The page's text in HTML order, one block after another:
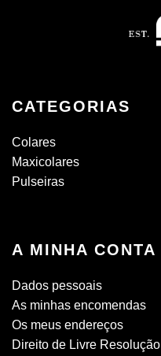
CATEGORIAS
Colares
Maxicolares
Pulseiras
A MINHA CONTA
Dados pessoais
As minhas encomendas
Os meus endereços
Direito de Livre Resolução